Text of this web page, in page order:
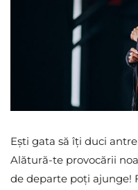
Ești gata să îți duci
Alătură-te provocării
de departe poți ajunge!